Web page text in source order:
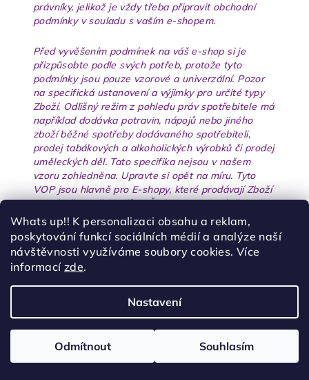
Whats up!! K personalizaci obsahu a reklam,
poskytování funkcí sociálních médií a analýze naší
návštěvnosti využíváme soubory cookies. Více
informacízde.
Nastavení
Odmítnout Souhlasím
právníky, jelikož je vždy třeba připravit obchodní
podmínky v souladu s vaším e-shopem.
Před vyvěšením podmínek na váš e-shop si je
přizpůsobte podle svých potřeb, protože tyto
podmínky jsou pouze vzorové a univerzální. Pozor
na specifická ustanovení a výjimky pro určité typy
Zboží. Odlišný režim z pohledu práv spotřebitele má
například dodávka potravin, nápojů nebo jiného
zboží běžné spotřeby dodávaného spotřebiteli,
prodej tabákových a alkoholických výrobků či prodej
uměleckých děl. Tato specifika nejsou v našem
vzoru zohledněna. Upravte si opět na míru. Tyto
VOP jsou hlavně pro E-shopy, které prodávají Zboží
primárně spotřebitelům. Řada ustanovení však jde
ve VOP upravit ve vztahu k podnikateli lépe pro
Vás jako prodávající. Pokud tedy prodáváte hlavně
podnikatelům, můžete po konzultaci se svým
právním zástupcem spoustu ustanovení upravit ve
svůj prospěch (například práva z vad, odstoupení…).
Vytvořil Shoptet